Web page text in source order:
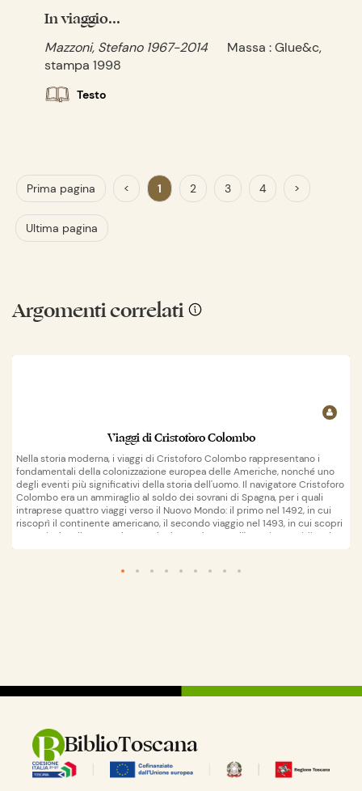
In viaggio...
Mazzoni, Stefano 1967-2014
Massa : Glue&c,
stampa 1998
Testo
Prima pagina < 1 2 3 4 >
Ultima pagina
Argomenti correlati
Viaggi di Cristoforo Colombo
Nella storia moderna, i viaggi di Cristoforo Colombo rappresentano i
fondamentali della colonizzazione europea delle Americhe, nonché uno
degli eventi più significativi della storia dell'uomo. Il navigatore Cristoforo
Colombo era un ammiraglio al soldo dei sovrani di Spagna, per i quali
intraprese quattro viaggi verso il Nuovo Mondo: il primo nel 1492, in cui
riscoprì il continente americano, il secondo viaggio nel 1493, in cui scopri
nuove isole e il terzo nel 1498, che lo condusse nell'America Meridionale e
Colombo permise alle potenze marinare europee dell'epoca di impostare
apri suWikipedia
BiblioToscana